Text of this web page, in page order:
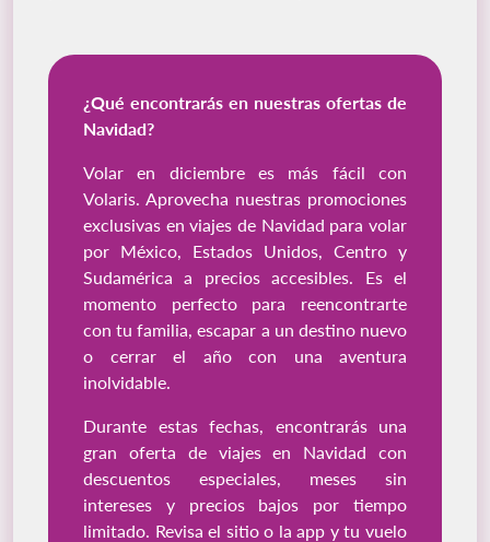
¿Qué encontrarás en nuestras ofertas de
Navidad?
Volar en diciembre es más fácil con
Volaris. Aprovecha nuestras promociones
exclusivas en viajes de Navidad para volar
por México, Estados Unidos, Centro y
Sudamérica a precios accesibles. Es el
momento perfecto para reencontrarte
con tu familia, escapar a un destino nuevo
o cerrar el año con una aventura
inolvidable.
Durante estas fechas, encontrarás una
gran oferta de viajes en Navidad con
descuentos especiales, meses sin
intereses y precios bajos por tiempo
limitado. Revisa el sitio o la app y tu vuelo